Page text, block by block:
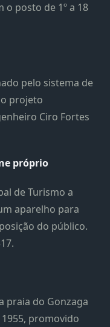
o posto de 1º a 18
pelo sistema de
projeto
Ciro Fortes
próprio
de Turismo a
aparelho para
do público.
praia do Gonzaga
promovido